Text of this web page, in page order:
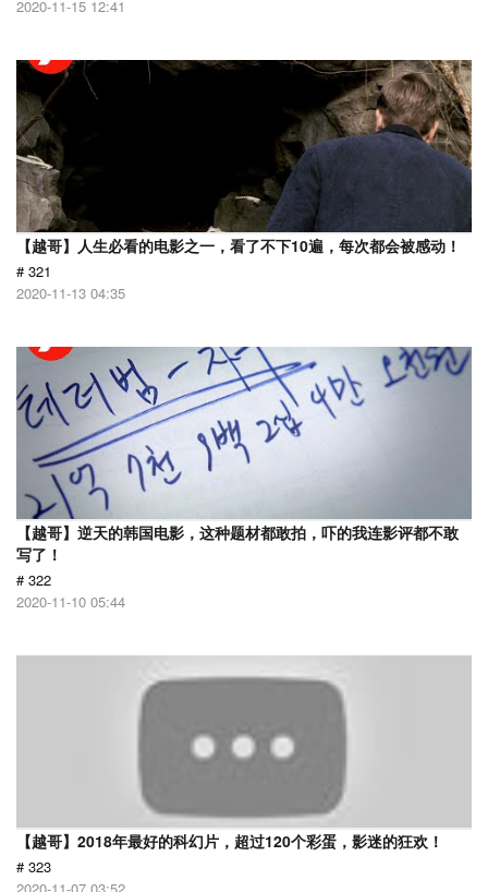
2020-11-15 12:41
【越哥】人生必看的电影之一，看了不下10遍，每次都会被感动！
# 321
2020-11-13 04:35
【越哥】逆天的韩国电影，这种题材都敢拍，吓的我连影评都不敢
写了！
# 322
2020-11-10 05:44
【越哥】2018年最好的科幻片，超过120个彩蛋，影迷的狂欢！
# 323